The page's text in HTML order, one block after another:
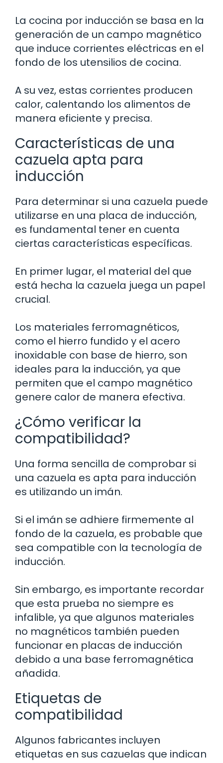
La cocina por inducción se basa en la
generación de un campo magnético
que induce corrientes eléctricas en el
fondo de los utensilios de cocina.
A su vez, estas corrientes producen
calor, calentando los alimentos de
manera eficiente y precisa.
Características de una
cazuela apta para
inducción
Para determinar si una cazuela puede
utilizarse en una placa de inducción,
es fundamental tener en cuenta
ciertas características específicas.
En primer lugar, el material del que
está hecha la cazuela juega un papel
crucial.
Los materiales ferromagnéticos,
como el hierro fundido y el acero
inoxidable con base de hierro, son
ideales para la inducción, ya que
permiten que el campo magnético
genere calor de manera efectiva.
¿Cómo verificar la
compatibilidad?
Una forma sencilla de comprobar si
una cazuela es apta para inducción
es utilizando un imán.
Si el imán se adhiere firmemente al
fondo de la cazuela, es probable que
sea compatible con la tecnología de
inducción.
Sin embargo, es importante recordar
que esta prueba no siempre es
infalible, ya que algunos materiales
no magnéticos también pueden
funcionar en placas de inducción
debido a una base ferromagnética
añadida.
Etiquetas de
compatibilidad
Algunos fabricantes incluyen
etiquetas en sus cazuelas que indican